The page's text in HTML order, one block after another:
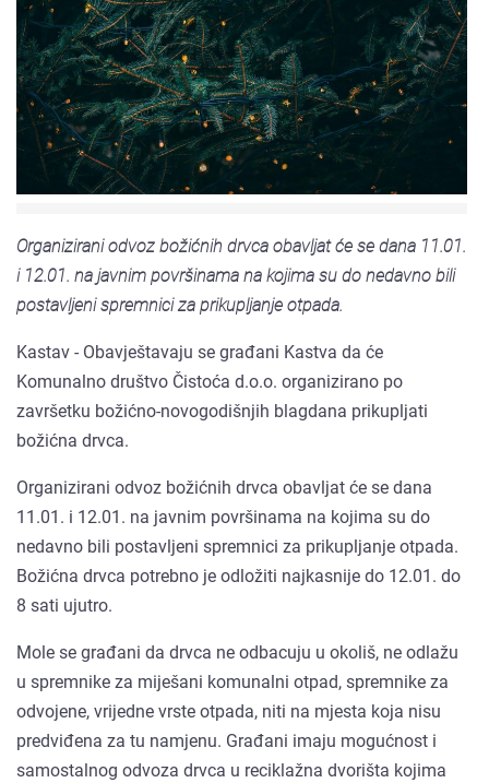
Organizirani odvoz božićnih drvca obavljat će se dana 11.01.
i 12.01. na javnim površinama na kojima su do nedavno bili
postavljeni spremnici za prikupljanje otpada.
Kastav - Obavještavaju se građani Kastva da će
Komunalno društvo Čistoća d.o.o. organizirano po
završetku božićno-novogodišnjih blagdana prikupljati
božićna drvca.
Organizirani odvoz božićnih drvca obavljat će se dana
11.01. i 12.01. na javnim površinama na kojima su do
nedavno bili postavljeni spremnici za prikupljanje otpada.
Božićna drvca potrebno je odložiti najkasnije do 12.01. do
8 sati ujutro.
Mole se građani da drvca ne odbacuju u okoliš, ne odlažu
u spremnike za miješani komunalni otpad, spremnike za
odvojene, vrijedne vrste otpada, niti na mjesta koja nisu
predviđena za tu namjenu. Građani imaju mogućnost i
samostalnog odvoza drvca u reciklažna dvorišta kojima